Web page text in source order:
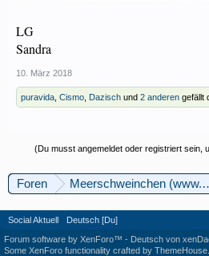
LG
Sandra
10. März 2018
puravida Cismo Dazisch und 2 anderen gefällt
(Du musst angemeldet oder registriert sein,
Foren Meerschweinchen
Social Aktuell Deutsch [Du]
Forum software by XenForo™ - Deutsch von
Some XenForo functionality crafted by ThemeHouse